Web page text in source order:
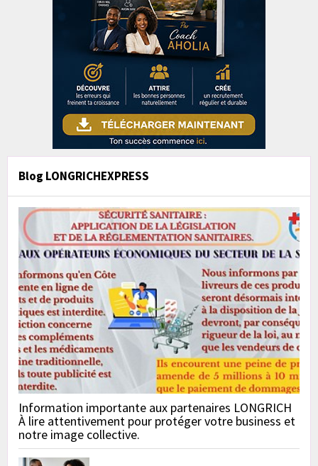
Blog LONGRICHEXPRESS
Information importante aux partenaires LONGRICH
À lire attentivement pour protéger votre business et
notre image collective.